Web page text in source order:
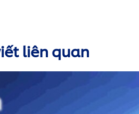
liên quan